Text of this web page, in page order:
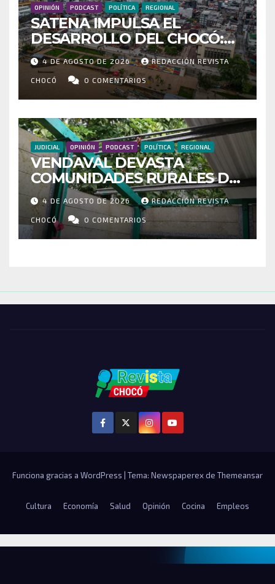
OPINIÓN PODCAST POLÍTICA REGIONAL
SATENA IMPULSA EL
DESARROLLO DEL CHOCÓ:
MÁS DE 35 MIL PASAJEROS
MOVILIZADOS Y NUEVAS
RUTAS FORTALECEN LA
CONECTIVIDAD
4 DE AGOSTO DE 2026 REDACCIÓN REVISTA
CHOCÓ 0 COMENTARIOS
JUDICIAL OPINIÓN PODCAST POLÍTICA REGIONAL
VENDAVAL DEVASTA
COMUNIDADES RURALES DE
RIOSUCIO: ESCUELAS,
VIVIENDAS Y CEMENTERIO
ENTRE LOS AFECTADOS
4 DE AGOSTO DE 2026 REDACCIÓN REVISTA
CHOCÓ 0 COMENTARIOS
Funciona gracias a WordPress | Tema: Newspaperex de Themeansar
Cultura Economía Salud Opinión Cocina Empleos